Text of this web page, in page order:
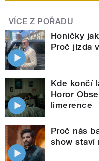
VÍCE Z POŘADU
Honičky
Proč jízda
Kde končí
Horor
limerence
Proč nás
show staví